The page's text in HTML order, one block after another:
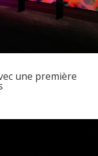
une première